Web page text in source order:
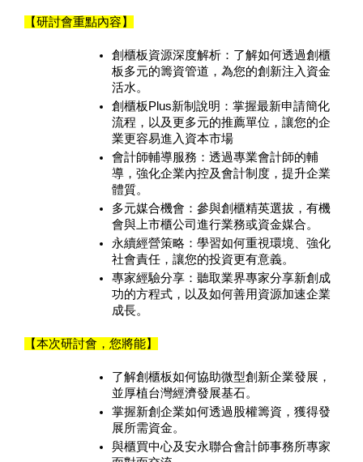
【研討會重點內容】
創櫃板資源深度解析：了解如何透過創櫃
板多元的籌資管道，為您的創新注入資金
活水。
創櫃板Plus新制說明：掌握最新申請簡化
流程，以及更多元的推薦單位，讓您的企
業更容易進入資本市場
會計師輔導服務：透過專業會計師的輔
導，強化企業內控及會計制度，提升企業
體質。
多元媒合機會：參與創櫃精英選拔，有機
會與上市櫃公司進行業務或資金媒合。
永續經營策略：學習如何重視環境、強化
社會責任，讓您的投資更有意義。
專家經驗分享：聽取業界專家分享新創成
功的方程式，以及如何善用資源加速企業
成長。
【本次研討會，您將能】
了解創櫃板如何協助微型創新企業發展，
並厚植台灣經濟發展基石。
掌握新創企業如何透過股權籌資，獲得發
展所需資金。
與櫃買中心及安永聯合會計師事務所專家